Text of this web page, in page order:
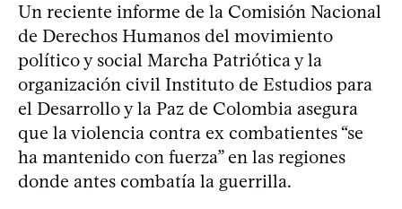
Un reciente informe de la Comisión Nacional
de Derechos Humanos del movimiento
político y social Marcha Patriótica y la
organización civil Instituto de Estudios para
el Desarrollo y la Paz de Colombia asegura
que la violencia contra ex combatientes “se
ha mantenido con fuerza” en las regiones
donde antes combatía la guerrilla.